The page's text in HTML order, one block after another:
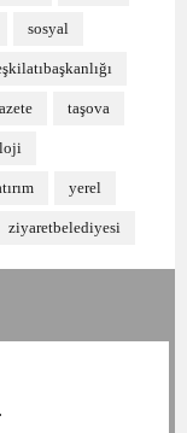
sosyal
taşova
yerel
ziyaretbelediyesi